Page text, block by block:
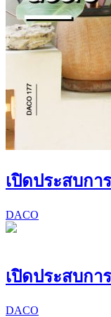
เปิดประสบก
DACO
เปิดประสบก
DACO